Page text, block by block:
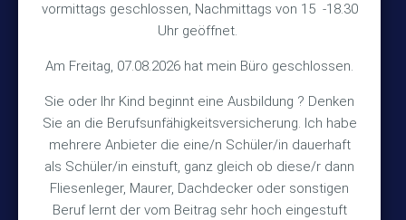
vormittags geschlossen, Nachmittags von 15 -18.30
Uhr geöffnet.
Am Freitag, 07.08.2026 hat mein Büro geschlossen.
Sie oder Ihr Kind beginnt eine Ausbildung ? Denken
Sie an die Berufsunfähigkeitsversicherung. Ich habe
mehrere Anbieter die eine/n Schüler/in dauerhaft
als Schüler/in einstuft, ganz gleich ob diese/r dann
Fliesenleger, Maurer, Dachdecker oder sonstigen
Beruf lernt der vom Beitrag sehr hoch eingestuft
30890 Barsinghausen
Kontakt
TEL +49 (5105) 1811
FAX +49 (5105) 2720
MAIL vmh1a@web.de